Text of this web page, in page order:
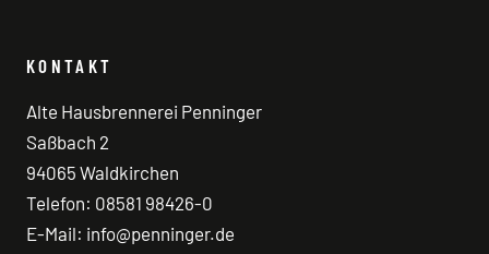
KONTAKT
Alte Hausbrennerei Penninger
Saßbach 2
94065 Waldkirchen
Telefon: 08581 98426-0
E-Mail: info@penninger.de